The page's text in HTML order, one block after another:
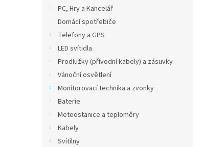
PC, Hry a Kancelář
Domácí spotřebiče
Telefony a GPS
LED svítidla
Prodlužky (přívodní kabely) a zásuvky
Vánoční osvětlení
Monitorovací technika a zvonky
Baterie
Meteostanice a teploměry
Kabely
Svítilny